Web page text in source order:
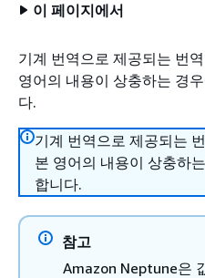
이 페이지에서
기계 번역으로 제공되는 번
영어의 내용이 상충하는 경
다.
기계 번역으로 제공되는
본 영어의 내용이 상충하
합니다.
참고
Amazon Neptune은